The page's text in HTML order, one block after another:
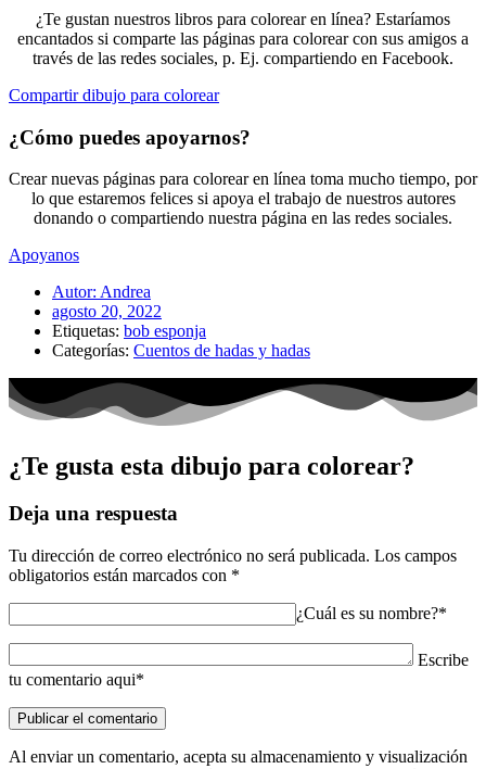
¿Te gustan nuestros libros para colorear en línea? Estaríamos
encantados si comparte las páginas para colorear con sus amigos a
través de las redes sociales, p. Ej. compartiendo en Facebook.
Compartir dibujo para colorear
¿Cómo puedes apoyarnos?
Crear nuevas páginas para colorear en línea toma mucho tiempo, por
lo que estaremos felices si apoya el trabajo de nuestros autores
donando o compartiendo nuestra página en las redes sociales.
Apoyanos
Autor: Andrea
agosto 20, 2022
Etiquetas: bob esponja
Categorías: Cuentos de hadas y hadas
¿Te gusta esta dibujo para colorear?
Deja una respuesta
Tu dirección de correo electrónico no será publicada. Los campos
obligatorios están marcados con *
¿Cuál es su nombre?*
Escribe
tu comentario aqui*
Al enviar un comentario, acepta su almacenamiento y visualización